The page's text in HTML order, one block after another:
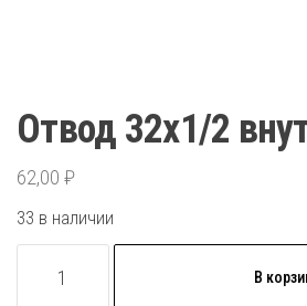
Отвод 32х1/2
62,00 ₽
33 в наличии
товара
В